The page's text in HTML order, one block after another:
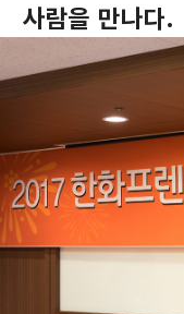
사람을 만나다.